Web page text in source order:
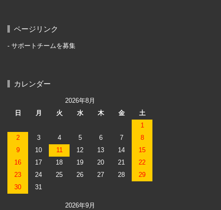
ページリンク
サポートチームを募集
カレンダー
2026年8月
日
月 火 水 木 金
土
1
2
3 4 5 6 7
8
9
10 11 12 13 14
15
16
17 18 19 20 21
22
23
24 25 26 27 28
29
30
31
2026年9月